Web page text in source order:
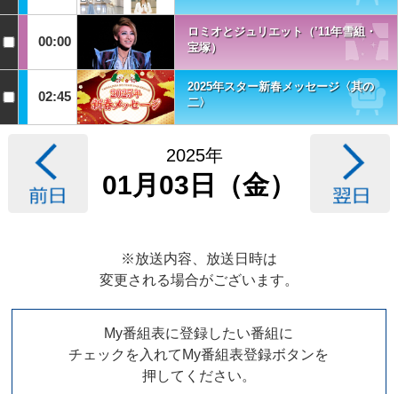
00:00
ロミオとジュリエット（’11年雪組・
宝塚）
02:45
2025年スター新春メッセージ〈其の
二〉
2025年
01月03日（金）
※放送内容、放送日時は
変更される場合がございます。
My番組表に登録したい番組に
チェックを入れてMy番組表登録ボタンを
押してください。